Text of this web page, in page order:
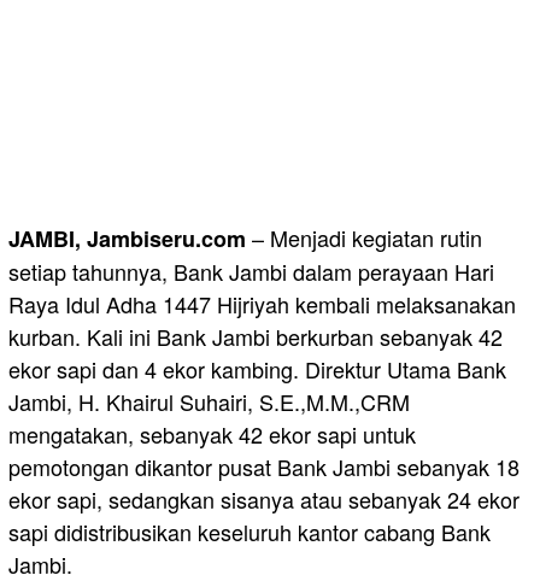
JAMBI, Jambiseru.com – Menjadi kegiatan rutin
setiap tahunnya, Bank Jambi dalam perayaan Hari
Raya Idul Adha 1447 Hijriyah kembali melaksanakan
kurban. Kali ini Bank Jambi berkurban sebanyak 42
ekor sapi dan 4 ekor kambing. Direktur Utama Bank
Jambi, H. Khairul Suhairi, S.E.,M.M.,CRM
mengatakan, sebanyak 42 ekor sapi untuk
pemotongan dikantor pusat Bank Jambi sebanyak 18
ekor sapi, sedangkan sisanya atau sebanyak 24 ekor
sapi didistribusikan keseluruh kantor cabang Bank
Jambi.